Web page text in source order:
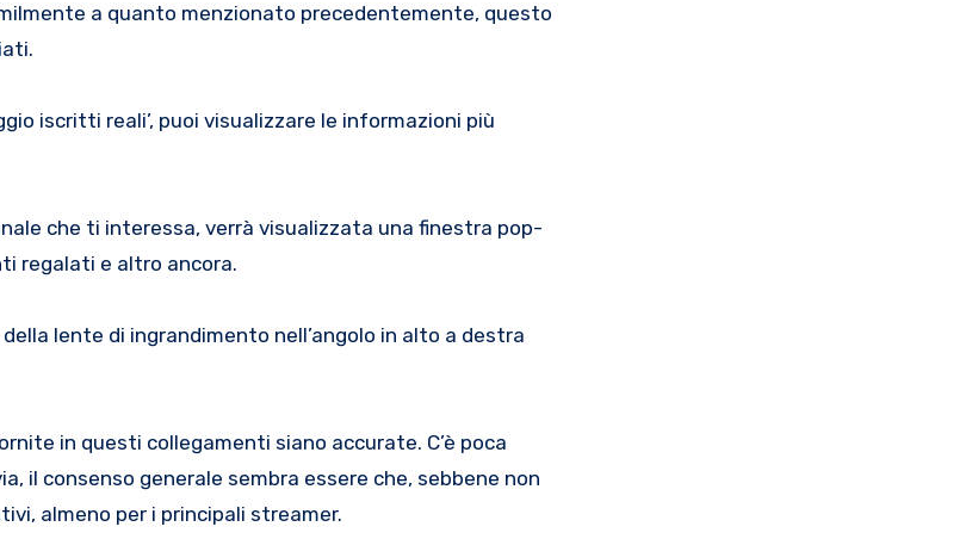
a quanto menzionato precedentemente, questo
iscritti reali’, puoi visualizzare le informazioni più
che ti interessa, verrà visualizzata una finestra pop-
regalati e altro ancora.
lente di ingrandimento nell’angolo in alto a destra
in questi collegamenti siano accurate. C’è poca
il consenso generale sembra essere che, sebbene non
almeno per i principali streamer.